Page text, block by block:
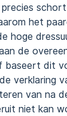
het
hoge
de
baseert dit
verklaring
van na
niet kan